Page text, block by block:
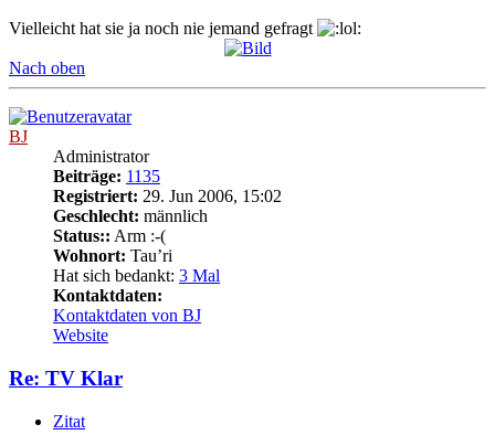
Vielleicht hat sie ja noch nie jemand gefragt
Nach oben
BJ
Administrator
Beiträge: 1135
Registriert: 29. Jun 2006, 15:02
Geschlecht: männlich
Status:: Arm :-(
Wohnort: Tau’ri
Hat sich bedankt: 3 Mal
Kontaktdaten:
Kontaktdaten von BJ
Website
Re: TV Klar
Zitat